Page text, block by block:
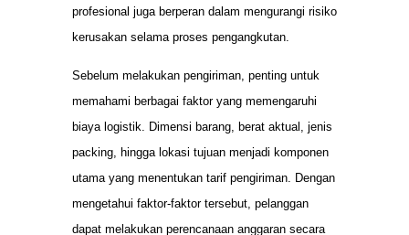
profesional juga berperan dalam mengurangi risiko
kerusakan selama proses pengangkutan.
Sebelum melakukan pengiriman, penting untuk
memahami berbagai faktor yang memengaruhi
biaya logistik. Dimensi barang, berat aktual, jenis
packing, hingga lokasi tujuan menjadi komponen
utama yang menentukan tarif pengiriman. Dengan
mengetahui faktor-faktor tersebut, pelanggan
dapat melakukan perencanaan anggaran secara